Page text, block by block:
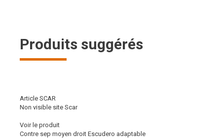
Produits suggérés
Article SCAR
Non visible site Scar
Voir le produit
Contre sep moyen droit Escudero adaptable